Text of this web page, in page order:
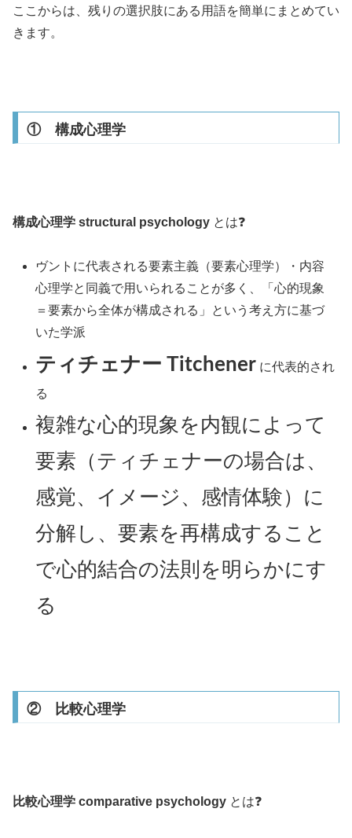
ここからは、残りの選択肢にある用語を簡単にまとめてい
きます。
① 構成心理学
構成心理学 structural psychology とは❓
ヴントに代表される要素主義（要素心理学）・内容
心理学と同義で用いられることが多く、「心的現象
＝要素から全体が構成される」という考え方に基づ
いた学派
ティチェナー Titchener に代表的され
る
複雑な心的現象を内観によって
要素（ティチェナーの場合は、
感覚、イメージ、感情体験）に
分解し、要素を再構成すること
で心的結合の法則を明らかにす
る
② 比較心理学
比較心理学 comparative psychology とは❓